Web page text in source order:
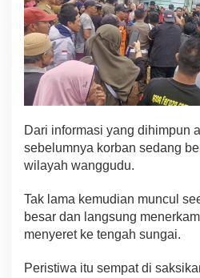
i
d
a
k
B
e
r
n
a
w
a
Dari informasi yang dihimpun
sebelumnya korban sedang
wilayah wanggudu.
Tak lama kemudian muncul
besar dan langsung
menyeret ke tengah sungai.
Peristiwa itu sempat di